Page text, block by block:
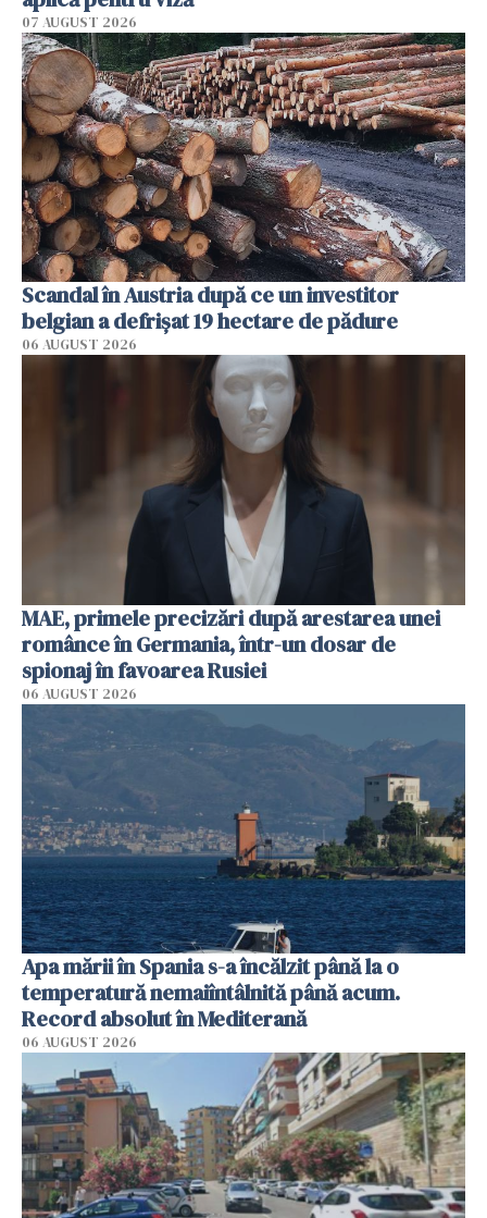
07 AUGUST 2026
Scandal în Austria după ce un investitor
belgian a defrișat 19 hectare de pădure
06 AUGUST 2026
MAE, primele precizări după arestarea unei
românce în Germania, într-un dosar de
spionaj în favoarea Rusiei
06 AUGUST 2026
Apa mării în Spania s-a încălzit până la o
temperatură nemaiîntâlnită până acum.
Record absolut în Mediterană
06 AUGUST 2026